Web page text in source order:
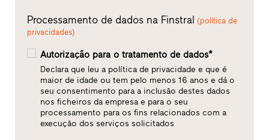
Processamento de dados na Finstral (política de
privacidades)
Autorização para o tratamento de dados*
Declara que leu a política de privacidade e que é
maior de idade ou tem pelo menos 16 anos e dá o
seu consentimento para a inclusão destes dados
nos ficheiros da empresa e para o seu
processamento para os fins relacionados com a
execução dos serviços solicitados